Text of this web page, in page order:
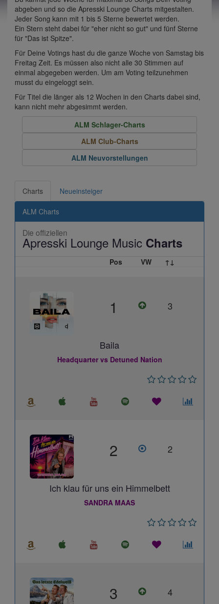
abgeben und so die Apresski Lounge Charts mitgestalten.
Jeder Song kann mit 1 bis 5 Sterne bewertet werden.
Ein Stern steht dabei für "eher nicht so gut" und fünf Sterne
für "Das ist Spitze".
Für Deine Votings hast du die ganze Woche von Samstag bis
Freitag Zeit. Es müssen also nicht alle 30 Stimmen auf
einmal abgegeben werden. Um am Voting teilzunehmen
musst du eingeloggt sein.
Für Titel die länger als 12 Wochen in den Charts dabei sind,
kann nicht mehr abgesimmt werden.
ALM Schlager-Charts
ALM Club-Charts
ALM Neuvorstellungen
Charts Neueinsteiger
ALM Charts
Die offiziellen
Apresski Lounge Music Charts
Pos VW ↑↓
1 3
Baila
Headquarter vs Detuned Nation
2 2
Ich klau für uns ein Himmelbett
SANDRA MAAS
3 4